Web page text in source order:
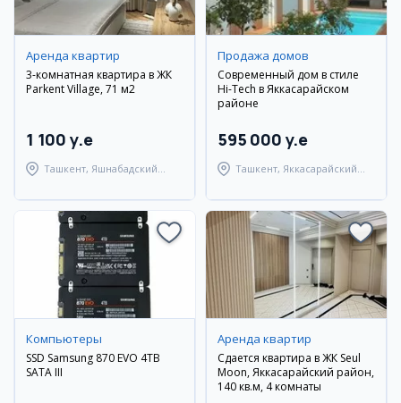
Аренда квартир
3-комнатная квартира в ЖК
Parkent Village, 71 м2
1 100 y.e
Ташкент, Яшнабадский
Продажа домов
Современный дом в стиле
Hi-Tech в Яккасарайском
районе
595 000 y.e
Ташкент, Яккасарайский
Компьютеры
SSD Samsung 870 EVO 4TB
SATA III
Аренда квартир
Сдается квартира в ЖК Seul
Moon, Яккасарайский район,
140 кв.м, 4 комнаты